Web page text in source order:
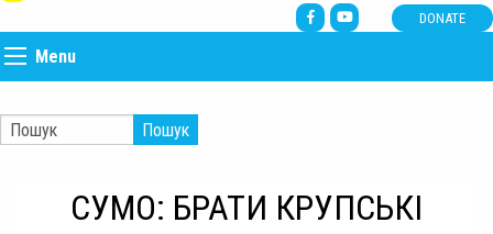
DONATE
Menu
Пошук
СУМО: БРАТИ КРУПСЬКІ